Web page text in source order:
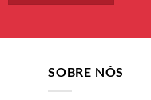
SOBRE NÓS